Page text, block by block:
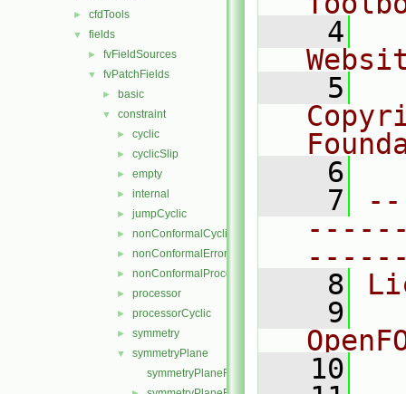
► cfdTools
▼ fields
► fvFieldSources
▼ fvPatchFields
► basic
▼ constraint
► cyclic
► cyclicSlip
► empty
► internal
► jumpCyclic
► nonConformalCyclic
► nonConformalError
► nonConformalProcessorCyclic
► processor
► processorCyclic
► symmetry
▼
symmetryPlane
symmetryPlaneFvPatchField.C
    4
    5
    6
    7
    8
    9
   10